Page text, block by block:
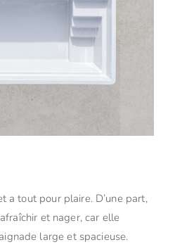
a tout pour plaire. D’une part,
et nager, car elle
large et spacieuse.